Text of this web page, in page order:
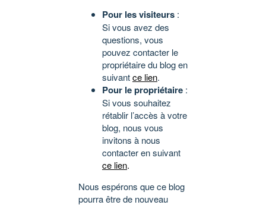
Pour les visiteurs :
Si vous avez des
questions, vous
pouvez contacter le
propriétaire du blog en
suivantce lien.
Pour le propriétaire :
Si vous souhaitez
rétablir l’accès à votre
blog, nous vous
invitons à nous
contacter en suivant
ce lien.
Nous espérons que ce blog
pourra être de nouveau